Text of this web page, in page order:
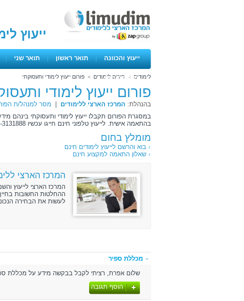
ייעוץ
ייעוץ והכוונה | תואר ראשון | תואר שני |
ימים פתוחיםלימודים > פורום לימודים > פורום ייעוץ לימודי ותעסוקתי
פורום ייעוץ לימודי
בהנהלת: המרכז הארצי ללימודים
מסר למנהל/ת
במסגרת הפורום תקבלו ייעוץ לימודי ותעסוקתי בינהם
בהתאמה אישית. לייעוץ טלפוני חינם חייגו עכשיו 072-3131888 .
מומלץ בחום
בוא והרשם לייעוץ לימודים חינם
שאלון התאמה למקצוע חינם
המרכז הארצי
המרכז הארצי לייעוץ
ההחלטות החשובות
לעשות את הבחירה
מכללת ספיר
שלום אפרת, רציתי לקבל בבקשה מידע על מכללת
הוסף תגובה